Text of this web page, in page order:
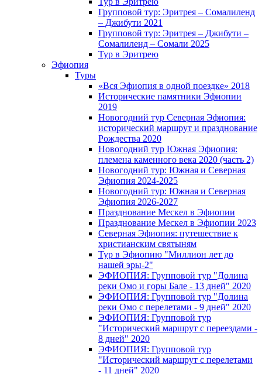
Групповой тур: Эритрея – Cомалиленд
– Джибути 2021
Групповой тур: Эритрея – Джибути –
Сомалиленд – Сомали 2025
Тур в Эритрею
Эфиопия
Туры
«Вся Эфиопия в одной поездке» 2018
Исторические памятники Эфиопии
2019
Новогодний тур Северная Эфиопия:
исторический маршрут и празднование
Рождества 2020
Новогодний тур Южная Эфиопия:
племена каменного века 2020 (часть 2)
Новогодний тур: Южная и Северная
Эфиопия 2024-2025
Новогодний тур: Южная и Северная
Эфиопия 2026-2027
Празднование Мескел в Эфиопии
Празднование Мескел в Эфиопии 2023
Северная Эфиопия: путешествие к
христианским святыням
Тур в Эфиопию "Миллион лет до
нашей эры-2"
ЭФИОПИЯ: Групповой тур "Долина
реки Омо и горы Бале - 13 дней" 2020
ЭФИОПИЯ: Групповой тур "Долина
реки Омо с перелетами - 9 дней" 2020
ЭФИОПИЯ: Групповой тур
"Исторический маршрут с переездами -
8 дней" 2020
ЭФИОПИЯ: Групповой тур
"Исторический маршрут с перелетами
- 11 дней" 2020